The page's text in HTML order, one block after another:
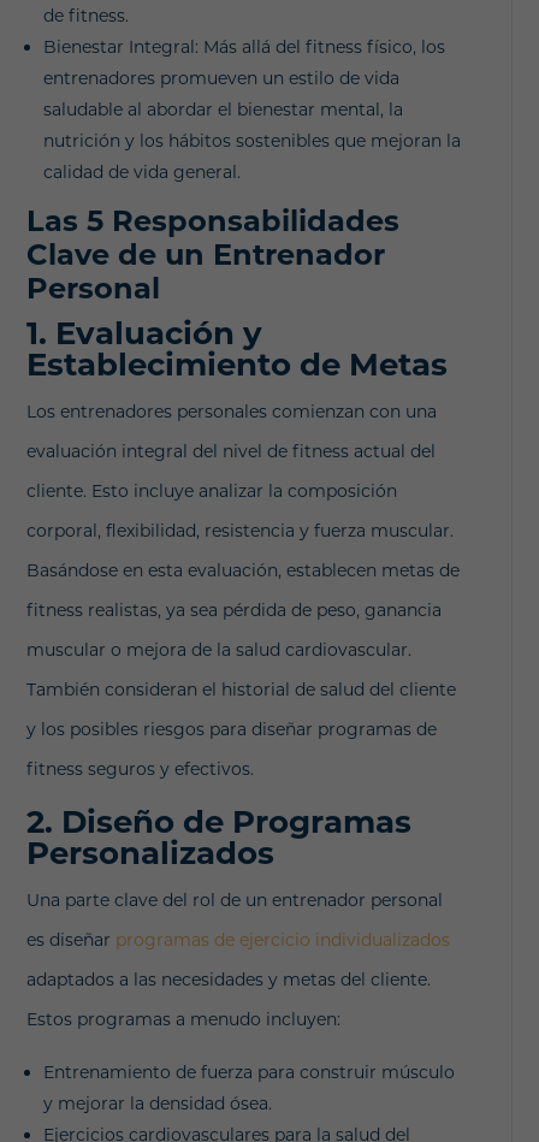
de fitness.
Bienestar Integral: Más allá del fitness físico, los
entrenadores promueven un estilo de vida
saludable al abordar el bienestar mental, la
nutrición y los hábitos sostenibles que mejoran la
calidad de vida general.
Las 5 Responsabilidades
Clave de un Entrenador
Personal
1. Evaluación y
Establecimiento de Metas
Los entrenadores personales comienzan con una
evaluación integral del nivel de fitness actual del
cliente. Esto incluye analizar la composición
corporal, flexibilidad, resistencia y fuerza muscular.
Basándose en esta evaluación, establecen metas de
fitness realistas, ya sea pérdida de peso, ganancia
muscular o mejora de la salud cardiovascular.
También consideran el historial de salud del cliente
y los posibles riesgos para diseñar programas de
fitness seguros y efectivos.
2. Diseño de Programas
Personalizados
Una parte clave del rol de un entrenador personal
es diseñar programas de ejercicio individualizados
adaptados a las necesidades y metas del cliente.
Estos programas a menudo incluyen:
Entrenamiento de fuerza para construir músculo
y mejorar la densidad ósea.
Ejercicios cardiovasculares para la salud del